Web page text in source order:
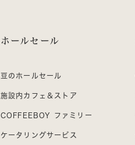
ホールセール
豆のホールセール
施設内カフェ＆ストア
COFFEEBOY ファミリー
ケータリングサービス